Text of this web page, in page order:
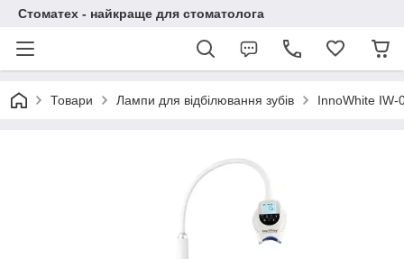
Стоматех - найкраще для стоматолога
Товари Лампи для відбілювання зубів InnoWhite IW-